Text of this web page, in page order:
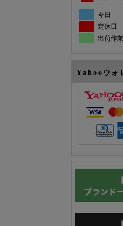
今日
定休日
出荷作
Yahooウォ